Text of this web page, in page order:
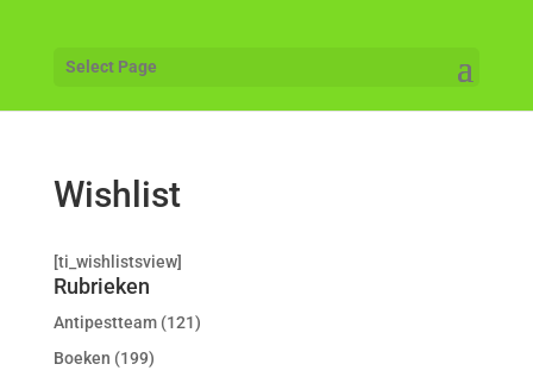
Select Page
Wishlist
[ti_wishlistsview]
Rubrieken
Antipestteam(121)
Boeken (199)